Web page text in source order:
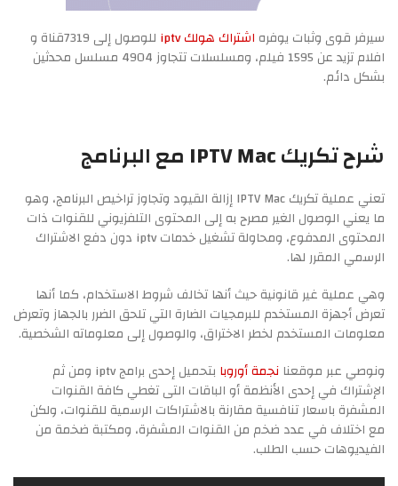
سيرفر قوى وثبات يوفره اشتراك هولك iptv
للوصول إلى 7319قناة و
افلام تزيد عن 1595 فيلم، ومسلسلات تتجاوز 4904 مسلسل محدثين
بشكل دائم.
شرح تكريك IPTV Mac مع البرنامج
تعني عملية تكريك IPTV Mac إزالة القيود وتجاوز تراخيص البرنامج، وهو
ما يعني الوصول الغير مصرح به إلى المحتوى التلفزيوني للقنوات ذات
المحتوى المدفوع، ومحاولة تشغيل خدمات iptv دون دفع الاشتراك
الرسمي المقرر لها.
وهي عملية غير قانونية حيث أنها تخالف شروط الاستخدام، كما أنها
تعرض أجهزة المستخدم للبرمجيات الضارة التي تلحق الضرر بالجهاز وتعرض
معلومات المستخدم لخطر الاختراق، والوصول إلى معلوماته الشخصية.
ونوصي عبر موقعنا نجمة أوروبا
بتحميل إحدى برامج iptv ومن ثم
الإشتراك في إحدى الأنظمة أو الباقات التى تغطي كافة القنوات
المشفرة باسعار تنافسية مقارنة بالاشتراكات الرسمية للقنوات، ولكن
مع اختلاف في عدد ضخم من القنوات المشفرة، ومكتبة ضخمة من
الفيديوهات حسب الطلب.